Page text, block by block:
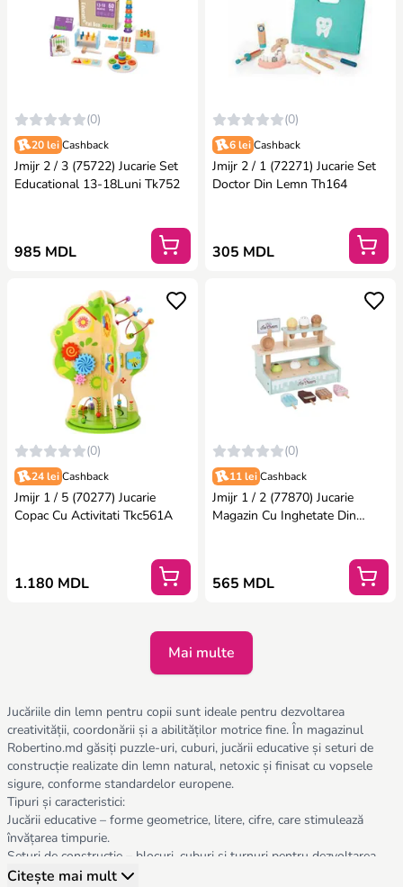
(0)
20 lei Cashback
Jmijr 2 / 3 (75722) Jucarie Set
Educational 13-18Luni Tk752
985 MDL
(0)
6 lei Cashback
Jmijr 2 / 1 (72271) Jucarie Set
Doctor Din Lemn Th164
305 MDL
(0)
24 lei Cashback
Jmijr 1 / 5 (70277) Jucarie
Copac Cu Activitati Tkc561A
1.180 MDL
(0)
11 lei Cashback
Jmijr 1 / 2 (77870) Jucarie
Magazin Cu Inghetate Din
565 MDL
Mai multe
Jucăriile din lemn pentru copii sunt ideale pentru dezvoltarea
creativității, coordonării și a abilităților motrice fine. În magazinul
Robertino.md găsiți puzzle-uri, cuburi, jucării educative și seturi de
construcție realizate din lemn natural, netoxic și finisat cu vopsele
sigure, conforme standardelor europene.
Tipuri și caracteristici:
Jucării educative – forme geometrice, litere, cifre, care stimulează
învățarea timpurie.
Seturi de construcție – blocuri, cuburi și turnuri pentru dezvoltarea
motricității și creativității.
Citește mai mult